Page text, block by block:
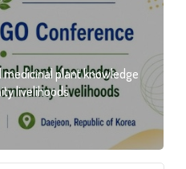
medicinal plant knowledge
livelihoods